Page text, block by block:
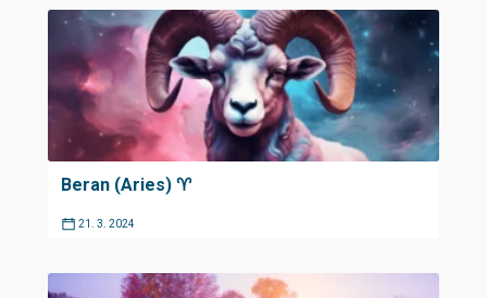
Beran (Aries) ♈︎
21. 3. 2024